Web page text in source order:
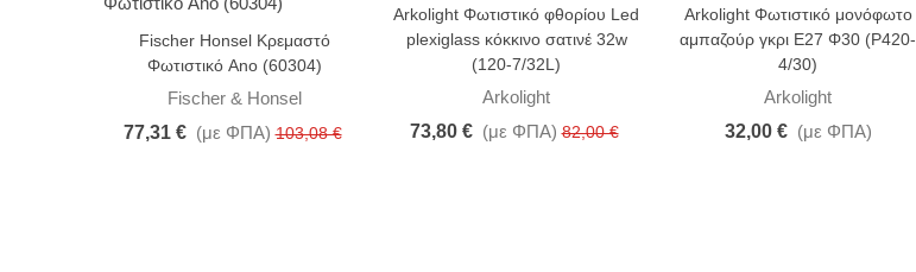
-25%Fischer Honsel Κρεμαστό
Φωτιστικό Ano (60304)
Fischer & Honsel
77,31 € (με ΦΠΑ) 103,08 €
-10%
Arkolight Φωτιστικό φθορίου Led
plexiglass κόκκινο σατινέ 32w
(120-7/32L)
Arkolight
73,80 € (με ΦΠΑ) 82,00 €
Arkolight Φωτιστικό μονόφωτο
αμπαζούρ γκρι Ε27 Φ30 (Ρ420-
4/30)
Arkolight
32,00 € (με ΦΠΑ)